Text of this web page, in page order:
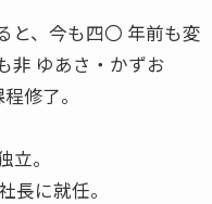
と、今も四〇 年前も変
非 ゆあさ・かずお
修了。
。
長に就任。